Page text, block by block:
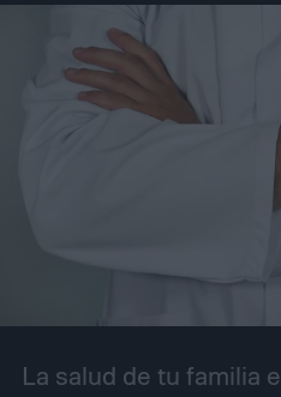
La salud de tu familia